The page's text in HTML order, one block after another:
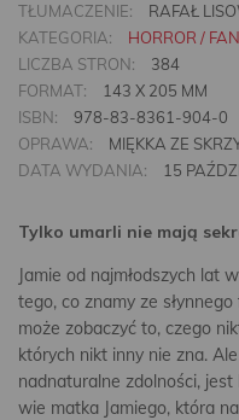
TŁUMACZENIE:
RAFAŁ
KATEGORIA:
HORROR /
LICZBA STRON:
384
FORMAT:
143 X 205 MM
ISBN:
978-83-8361-904-0
OPRAWA:
MIĘKKA ZE
DATA WYDANIA:
15
Tylko umarli nie mają
Jamie od najmłodszych lat
tego, co znamy ze
może zobaczyć to, czego
których nikt inny nie zna.
nadnaturalne zdolności,
wie matka Jamiego, która